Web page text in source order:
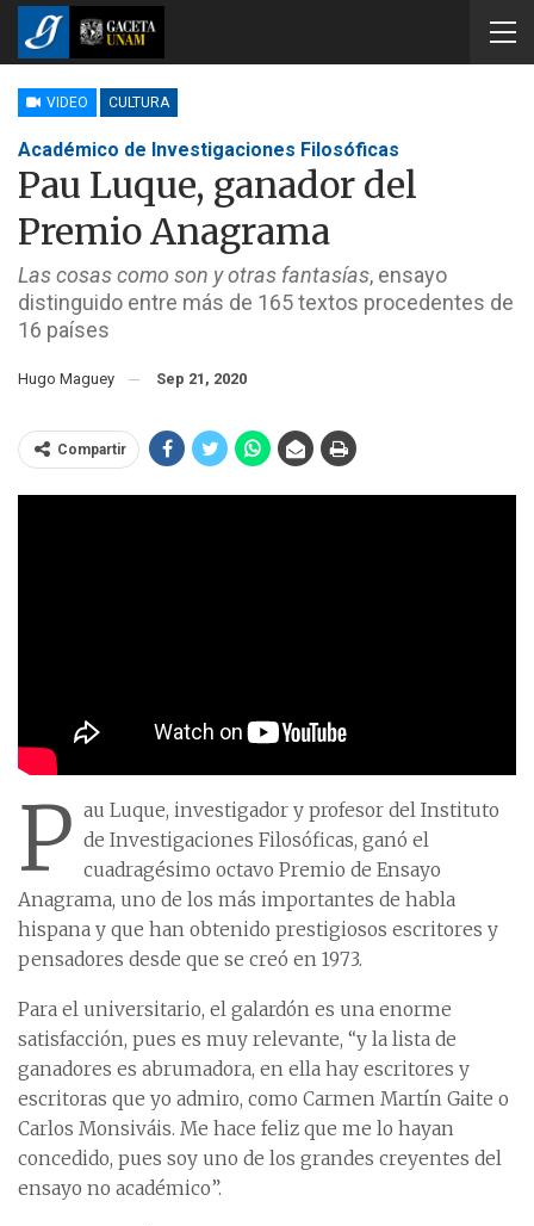
VIDEO CULTURA
Académico de Investigaciones Filosóficas
Pau Luque, ganador del
Premio Anagrama
Las cosas como son y otras fantasías, ensayo
distinguido entre más de 165 textos procedentes de
16 países
Hugo Maguey Sep 21, 2020
Compartir
P au Luque, investigador y profesor del Instituto
de Investigaciones Filosóficas, ganó el
cuadragésimo octavo Premio de Ensayo
Anagrama, uno de los más importantes de habla
hispana y que han obtenido prestigiosos escritores y
pensadores desde que se creó en 1973.
Para el universitario, el galardón es una enorme
satisfacción, pues es muy relevante, “y la lista de
ganadores es abrumadora, en ella hay escritores y
escritoras que yo admiro, como Carmen Martín Gaite o
Carlos Monsiváis. Me hace feliz que me lo hayan
concedido, pues soy uno de los grandes creyentes del
ensayo no académico”.